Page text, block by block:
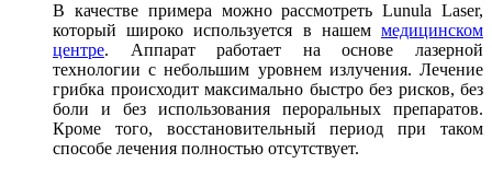
В качестве примера можно рассмотреть Lunula Laser,
который широко используется в нашем медицинском
центре. Аппарат работает на основе лазерной
технологии с небольшим уровнем излучения. Лечение
грибка происходит максимально быстро без рисков, без
боли и без использования пероральных препаратов.
Кроме того, восстановительный период при таком
способе лечения полностью отсутствует.